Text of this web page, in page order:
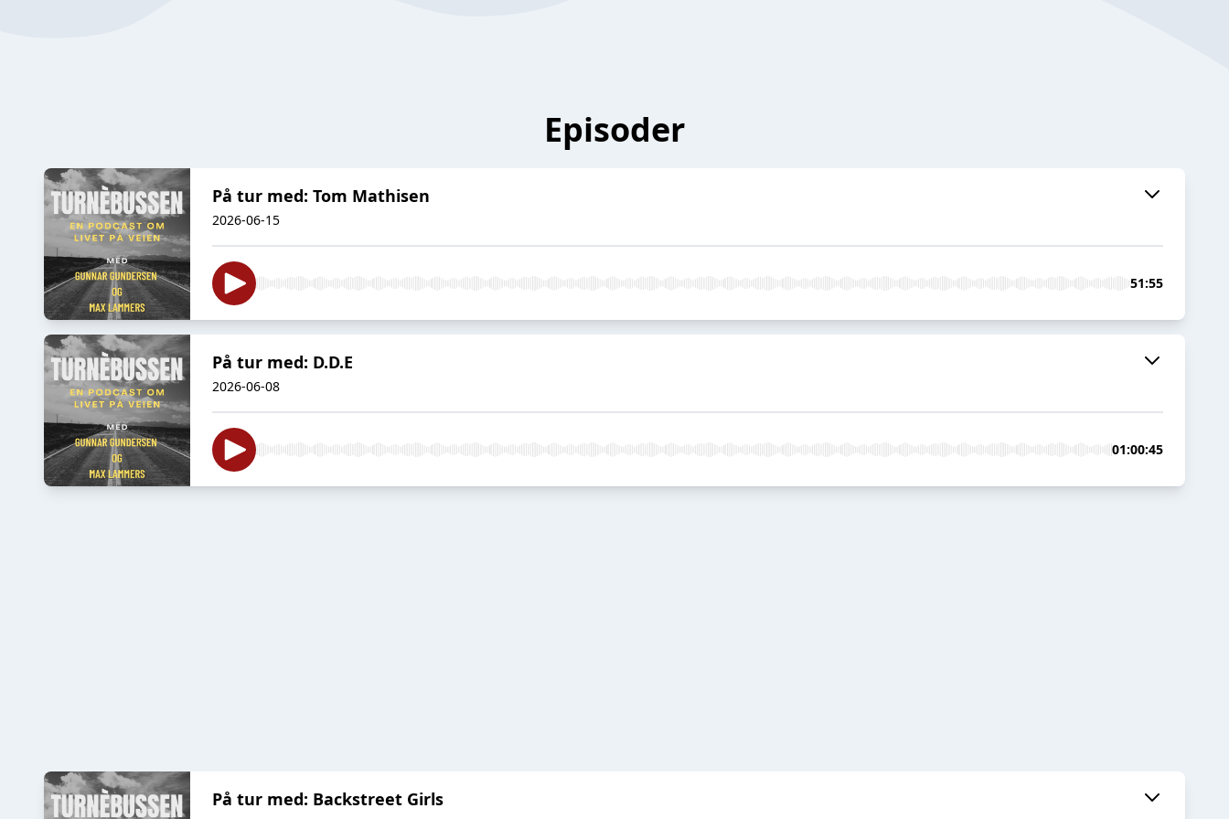
Episoder
På tur med: Tom Mathisen
2026-06-15
51:55
På tur med: D.D.E
2026-06-08
01:00:45
På tur med: Backstreet Girls